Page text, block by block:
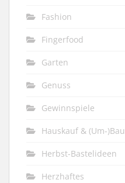
Fashion
Fingerfood
Garten
Genuss
Gewinnspiele
Hauskauf & (Um-)Bau
Herbst-Bastelideen
Herzhaftes